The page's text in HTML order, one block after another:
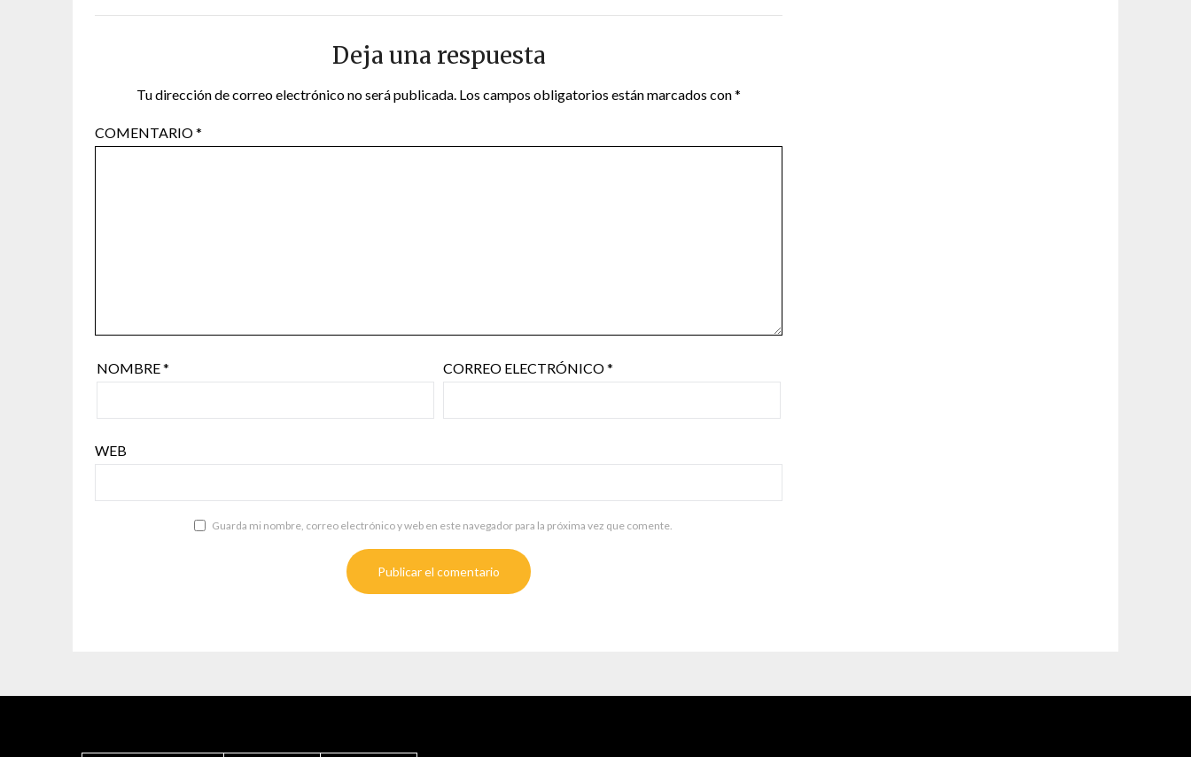
Deja una respuesta
Tu dirección de correo electrónico no será publicada. Los campos obligatorios están marcados con*
COMENTARIO*
NOMBRE* CORREO ELECTRÓNICO*
WEB
Guarda mi nombre, correo electrónico y web en este navegador para la próxima vez que comente.